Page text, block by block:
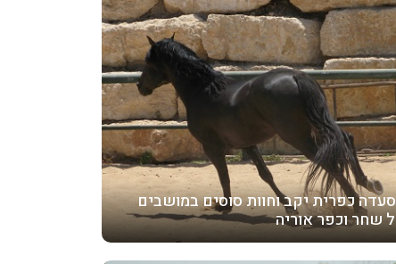
כפרית יקב וחוות סוסים במושבים
שחר וכפר אוריה